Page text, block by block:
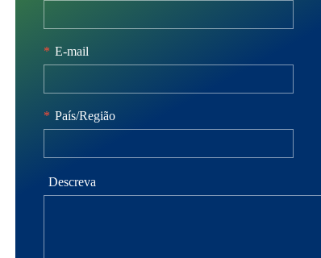
* E-mail
* País/Região
Descreva